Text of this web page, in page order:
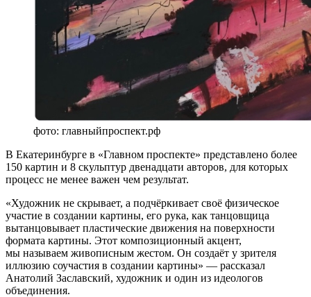
фото: главныйпроспект.рф
В Екатеринбурге в «Главном проспекте» представлено более
150 картин и 8 скульптур двенадцати авторов, для которых
процесс не менее важен чем результат.
«Художник не скрывает, а подчёркивает своё физическое
участие в создании картины, его рука, как танцовщица
вытанцовывает пластические движения на поверхности
формата картины. Этот композиционный акцент,
мы называем живописным жестом. Он создаёт у зрителя
иллюзию соучастия в создании картины» — рассказал
Анатолий Заславский, художник и один из идеологов
объединения.